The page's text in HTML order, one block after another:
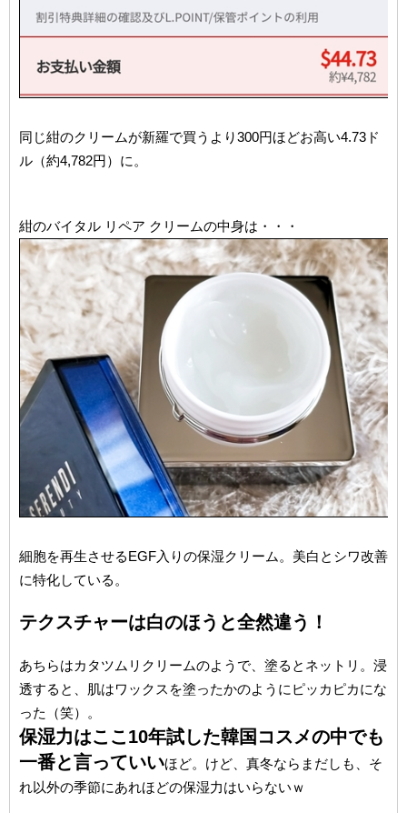
同じ紺のクリームが新羅で買うより300円ほどお高い4.73ド
ル（約4,782円）に。
紺のバイタル リペア クリームの中身は・・・
細胞を再生させるEGF入りの保湿クリーム。美白とシワ改善
に特化している。
テクスチャーは白のほうと全然違う！
あちらはカタツムリクリームのようで、塗るとネットリ。浸
透すると、肌はワックスを塗ったかのようにピッカピカにな
った（笑）。
保湿力はここ10年試した韓国コスメの中でも
一番と言っていいほど。けど、真冬ならまだしも、そ
れ以外の季節にあれほどの保湿力はいらないｗ